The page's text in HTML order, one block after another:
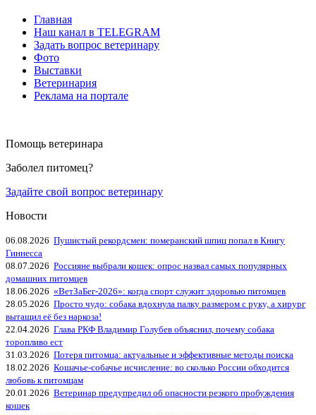
Главная
Наш канал в TELEGRAM
Задать вопрос ветеринару
Фото
Выставки
Ветеринария
Реклама на портале
Помощь ветеринара
Заболел питомец?
Задайте свой вопрос ветеринару
Новости
06.08.2026 Пушистый рекордсмен: померанский шпиц попал в Книгу
Гиннесса
08.07.2026 Россияне выбрали кошек: опрос назвал самых популярных
домашних питомцев
18.06.2026 «ВетЗаБег‑2026»: когда спорт служит здоровью питомцев
28.05.2026 Просто чудо: собака вдохнула палку размером с руку, а хирург
вытащил её без наркоза!
22.04.2026 Глава РКФ Владимир Голубев объяснил, почему собака
торопливо ест
31.03.2026 Потеря питомца: актуальные и эффективные методы поиска
18.02.2026 Кошачье-собачье исчисление: во сколько России обходится
любовь к питомцам
20.01.2026 Ветеринар предупредил об опасности резкого пробуждения
кошек